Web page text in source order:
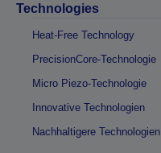
Technologies
Heat-Free Technology
PrecisionCore-Technologie
Micro Piezo-Technologie
Innovative Technologien
Nachhaltigere Technologien